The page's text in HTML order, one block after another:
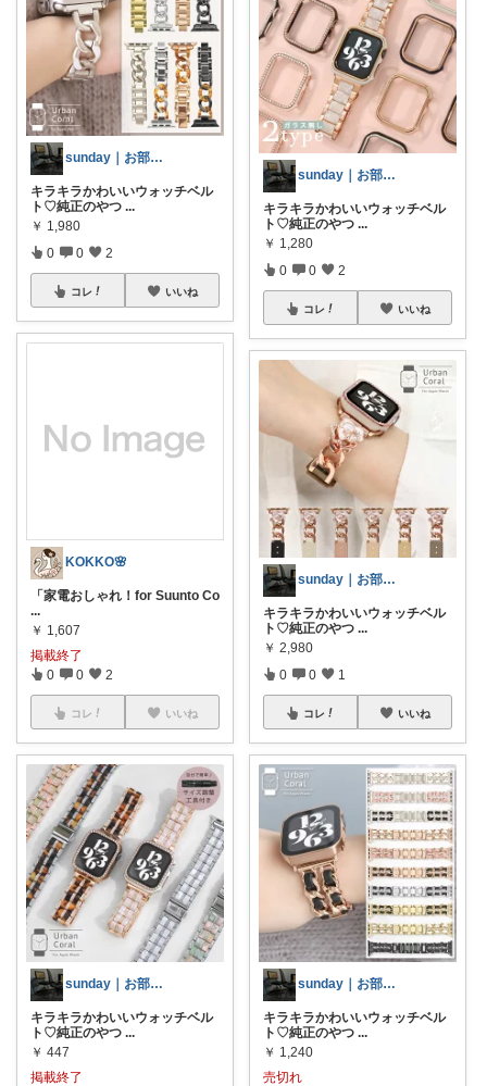
sunday｜お部屋とお洋服
キラキラかわいいウォッチベル
ト♡純正のやつ ...
￥ 1,980
0 0 2
コレ いいね
KOKKO🌸
「家電おしゃれ！for Suunto Co
...
￥ 1,607
掲載終了
0 0 2
コレ いいね
sunday｜お部屋とお洋服
キラキラかわいいウォッチベル
ト♡純正のやつ ...
￥ 447
掲載終了
sunday｜お部屋とお洋服
キラキラかわいいウォッチベル
ト♡純正のやつ ...
￥ 1,280
0 0 2
コレ いいね
sunday｜お部屋とお洋服
キラキラかわいいウォッチベル
ト♡純正のやつ ...
￥ 2,980
0 0 1
コレ いいね
sunday｜お部屋とお洋服
キラキラかわいいウォッチベル
ト♡純正のやつ ...
￥ 1,240
売切れ